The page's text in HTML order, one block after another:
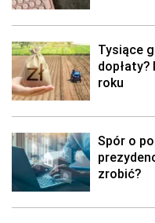
Tysiące
roku
Spór o
zrobić?